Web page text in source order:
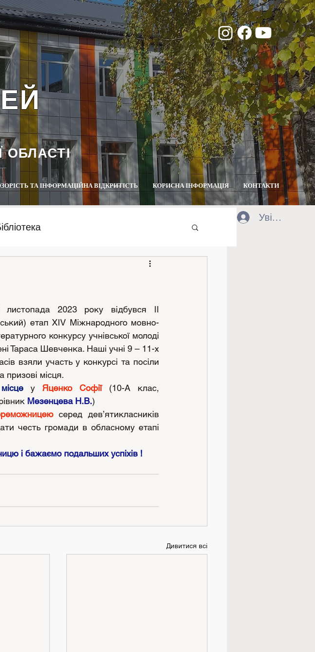
ОБЛАСТІ
ТА ІНФОРМАЦІЙНА ВІДКРИТІСТЬ КОРИСНА ІНФОРМАЦІЯ КОНТАКТИ
листопада 2023 року відбувся ІІ
етап ХІV Міжнародного мовно-
конкурсу учнівської молоді
Тараса Шевченка. Наші учні 9 – 11-х
взяли участь у конкурсі та посіли
призові місця.
у Яценко Софії (10-А клас,
Мезенцева Н.В.)
серед дев’ятикласників
честь громади в обласному етапі
і бажаємо подальших успіхів !
Дивитися всі
Увійти